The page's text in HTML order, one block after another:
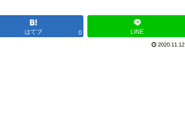
はてブ 0 LINE
2020.11.12